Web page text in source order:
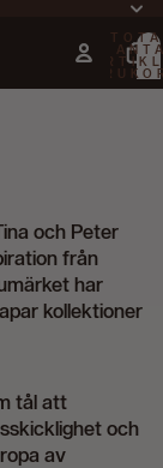
och Peter
från
har
kollektioner
tål att
och
av